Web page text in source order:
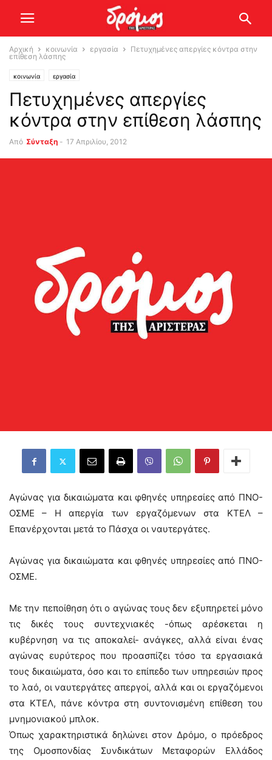
Αρχική κοινωνία εργασία
Πετυχημένες απεργίες κόντρα στην
επίθεση λάσπης
κοινωνία εργασία
Πετυχημένες απεργίες
κόντρα στην επίθεση λάσπης
Από Σύνταξη - 17 Απριλίου, 2012
Αγώνας για δικαιώματα και φθηνές υπηρεσίες από ΠΝΟ-
ΟΣΜΕ – Η απεργία των εργαζόμενων στα ΚΤΕΛ –
Επανέρχονται μετά το Πάσχα οι ναυτεργάτες.
Αγώνας για δικαιώματα και φθηνές υπηρεσίες από ΠΝΟ-
ΟΣΜΕ.
Με την πεποίθηση ότι ο αγώνας τους δεν εξυπηρετεί μόνο
τις δικές τους συντεχνιακές -όπως αρέσκεται η
κυβέρνηση να τις αποκαλεί- ανάγκες, αλλά είναι ένας
αγώνας ευρύτερος που προασπίζει τόσο τα εργασιακά
τους δικαιώματα, όσο και το επίπεδο των υπηρεσιών προς
το λαό, οι ναυτεργάτες απεργοί, αλλά και οι εργαζόμενοι
στα ΚΤΕΛ, πάνε κόντρα στη συντονισμένη επίθεση του
μνημονιακού μπλοκ.
Όπως χαρακτηριστικά δηλώνει στον Δρόμο, ο πρόεδρος
της Ομοσπονδίας Συνδικάτων Μεταφορών Ελλάδος